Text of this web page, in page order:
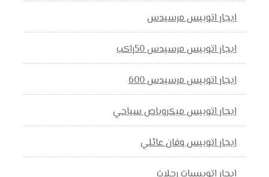
ايجار اتوبيس مرسيدس
ايجار اتوبيس مرسيدس 50راكب
ايجار اتوبيس مرسيدس 600
ايجار اتوبيس ميكروباص سياحي
ايجار اتوبيس وفان عائلي